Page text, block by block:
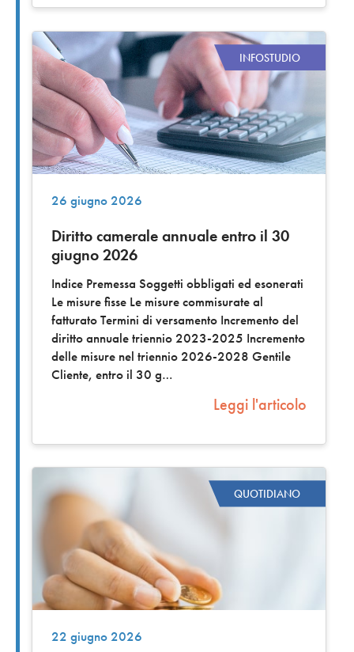
INFOSTUDIO
26 giugno 2026
Diritto camerale annuale entro il 30
giugno 2026
Indice Premessa Soggetti obbligati ed esonerati
Le misure fisse Le misure commisurate al
fatturato Termini di versamento Incremento del
diritto annuale triennio 2023-2025 Incremento
delle misure nel triennio 2026-2028 Gentile
Cliente, entro il 30 g
Leggi l'articolo
QUOTIDIANO
22 giugno 2026